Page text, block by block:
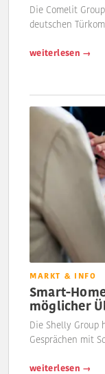
Die Comelit
deutschen
weiterlesen →
MARKT & INFO
Smart-
möglicher
Die Shelly Group
Gesprächen mit
weiterlesen →